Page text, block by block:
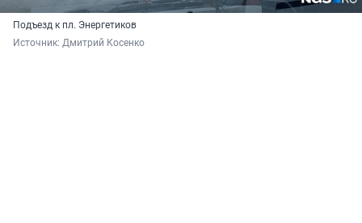
Подъезд к пл. Энергетиков
Источник: Дмитрий Косенко